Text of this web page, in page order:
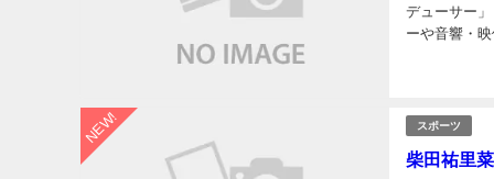
デューサー
ーや音響・
NEW! スポーツ
柴田祐里